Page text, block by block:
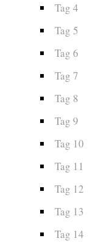
Tag 4
Tag 5
Tag 6
Tag 7
Tag 8
Tag 9
Tag 10
Tag 11
Tag 12
Tag 13
Tag 14